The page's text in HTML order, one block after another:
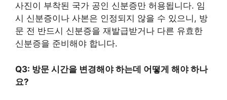
사진이 부착된 국가 공인 신분증만 허용됩니다. 임
시 신분증이나 사본은 인정되지 않을 수 있으니, 방
문 전 반드시 신분증을 재발급받거나 다른 유효한
신분증을 준비해야 합니다.
Q3: 방문 시간을 변경해야 하는데 어떻게 해야 하나
요?